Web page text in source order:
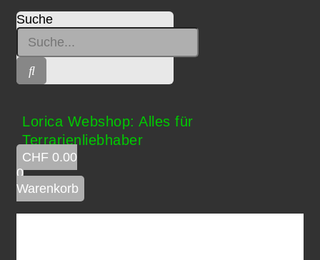
Suche
Lorica Webshop: Alles für
Terrarienliebhaber
CHF 0.00
0
Warenkorb